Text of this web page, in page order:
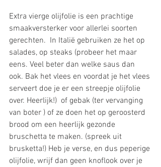
Extra vierge olijfolie is een prachtige
smaakversterker voor allerlei soorten
gerechten.  In Italië gebruiken ze het op
salades, op steaks (probeer het maar
eens. Veel beter dan welke saus dan
ook. Bak het vlees en voordat je het vlees
serveert doe je er een streepje olijfolie
over. Heerlijk!)  of gebak (ter vervanging
van boter ) of ze doen het op geroosterd
brood om een heerlijk gezonde
bruschetta te maken. (spreek uit
brusketta!) Heb je verse, en dus peperige
olijfolie, wrijf dan geen knoflook over je